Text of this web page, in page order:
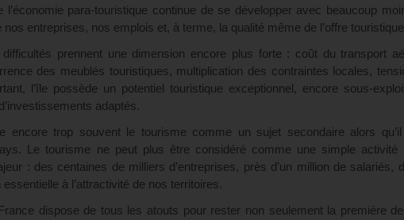
l’économie para-touristique continue de se développer avec beaucoup
nos entreprises, nos emplois et, à terme, la qualité même de l’offre
prennent une dimension encore plus forte : coût du transport
des meublés touristiques, multiplication des contraintes locales,
l’île possède un potentiel touristique exceptionnel, encore sous-
adaptés.
encore trop souvent le tourisme comme un sujet secondaire alors
Le tourisme ne peut plus être considéré comme une simple activité
: des centaines de milliers d’entreprises, près d’un million de salariés,
à l’attractivité de nos territoires.
dispose de tous les atouts pour rester non seulement la première